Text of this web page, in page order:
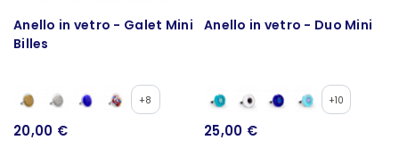
Anello in vetro - Galet Mini
Billes
+8
20,00 €
Anello in vetro - Duo Mini
+10
25,00 €